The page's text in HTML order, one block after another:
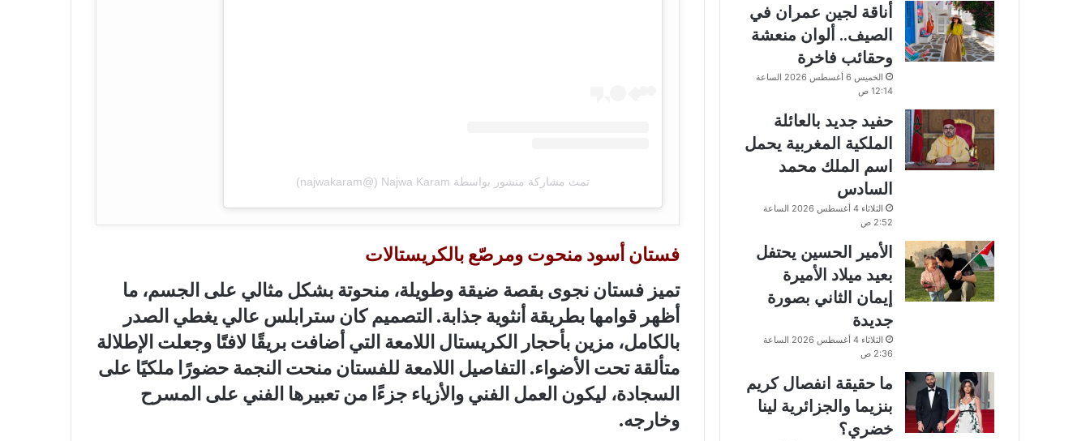
تمت مشاركة منشور بواسطة ‏‎Najwa Karam‎‏ (@‏‎najwakaram‎‏)
فستان أسود منحوت ومرصّع بالكريستالات
تميز فستان نجوى بقصة ضيقة وطويلة، منحوتة بشكل مثالي على الجسم، ما
أظهر قوامها بطريقة أنثوية جذابة. التصميم كان سترابلس عالي يغطي الصدر
بالكامل، مزين بأحجار الكريستال اللامعة التي أضافت بريقًا لافتًا وجعلت الإطلالة
متألقة تحت الأضواء. التفاصيل اللامعة للفستان منحت النجمة حضورًا ملكيًا على
السجادة، ليكون العمل الفني والأزياء جزءًا من تعبيرها الفني على المسرح
وخارجه.
أناقة لجين عمران في
الصيف.. ألوان منعشة
وحقائب فاخرة
الخميس 6 أغسطس 2026 الساعة
12:14 ص
حفيد جديد بالعائلة
الملكية المغربية يحمل
اسم الملك محمد
السادس
الثلاثاء 4 أغسطس 2026 الساعة
2:52 ص
الأمير الحسين يحتفل
بعيد ميلاد الأميرة
إيمان الثاني بصورة
جديدة
الثلاثاء 4 أغسطس 2026 الساعة
2:36 ص
ما حقيقة انفصال كريم
بنزيما والجزائرية لينا
خضري؟